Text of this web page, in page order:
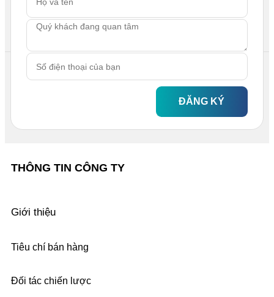
ĐĂNG KÝ
THÔNG TIN CÔNG TY
Giới thiệu
Tiêu chí bán hàng
Đối tác chiến lược